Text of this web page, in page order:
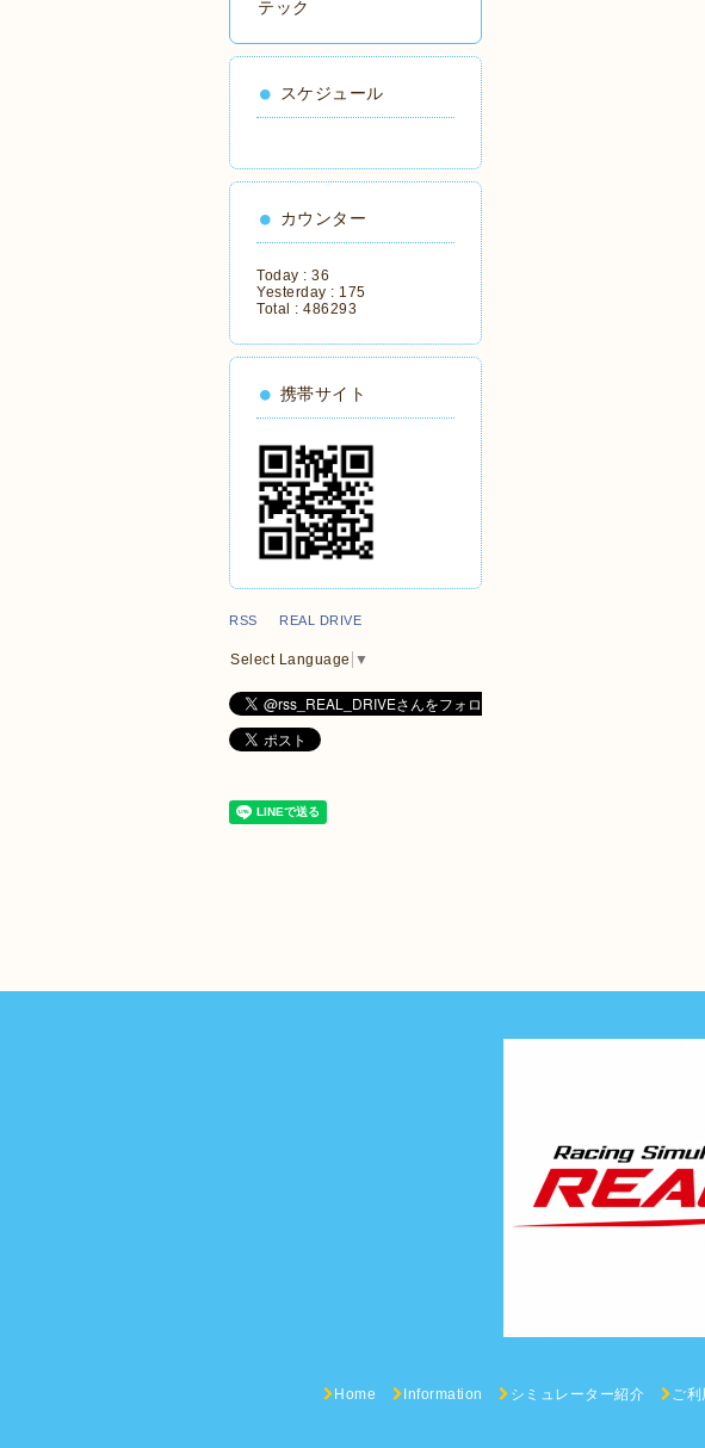
テック
スケジュール
カウンター
Today : 36
Yesterday : 175
Total : 486293
携帯サイト
RSS REAL DRIVE
Select Language ▼
Home Information シミュレーター紹介 ご利